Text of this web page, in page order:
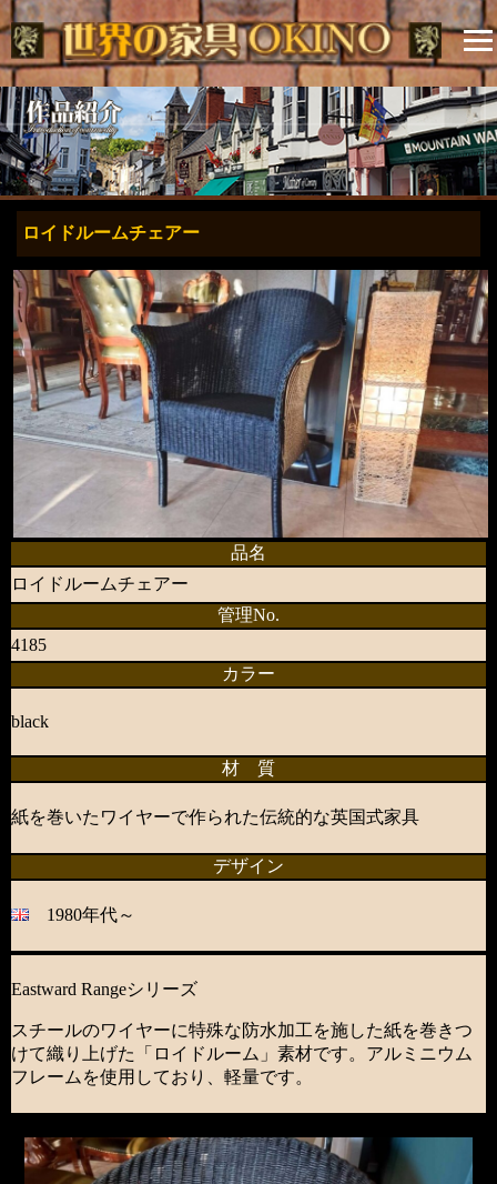
ロイドルームチェアー
品名
ロイドルームチェアー
管理No.
4185
カラー
black
材 質
紙を巻いたワイヤーで作られた伝統的な英国式家具
デザイン
1980年代～
Eastward Rangeシリーズ
スチールのワイヤーに特殊な防水加工を施した紙を巻きつ
けて織り上げた「ロイドルーム」素材です。アルミニウム
フレームを使用しており、軽量です。